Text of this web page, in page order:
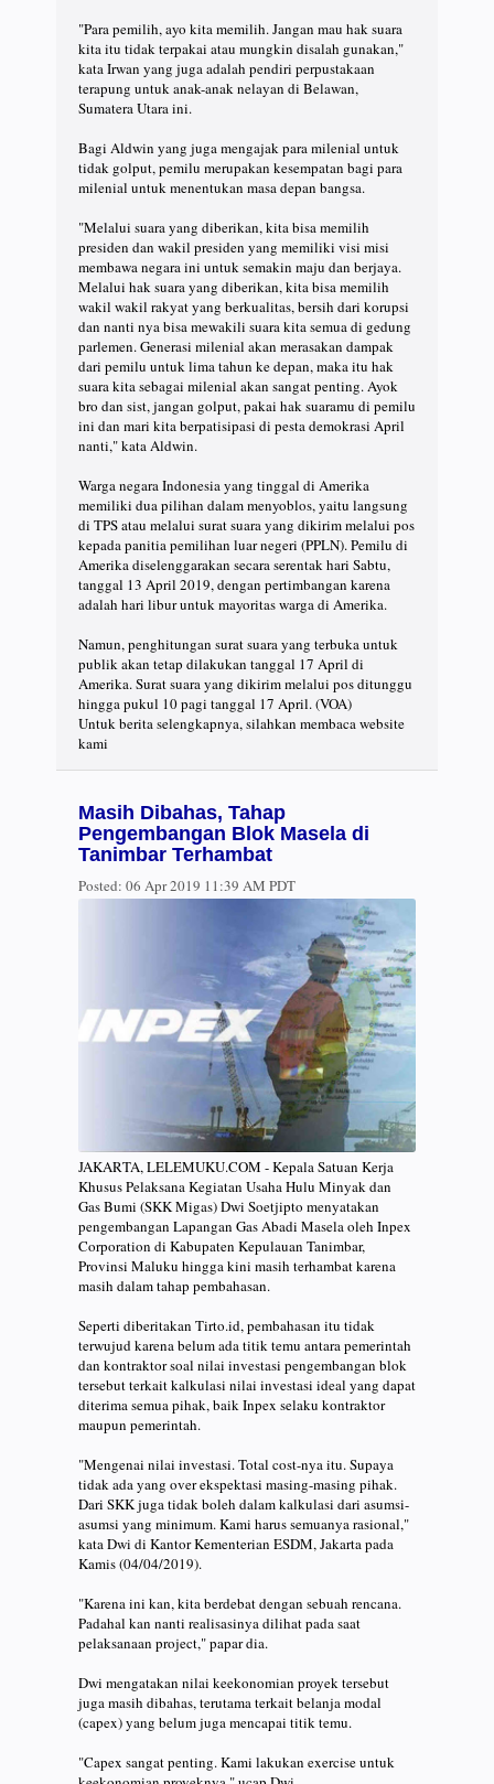
"Para pemilih, ayo kita memilih. Jangan mau hak suara
kita itu tidak terpakai atau mungkin disalah gunakan,"
kata Irwan yang juga adalah pendiri perpustakaan
terapung untuk anak-anak nelayan di Belawan,
Sumatera Utara ini.
Bagi Aldwin yang juga mengajak para milenial untuk
tidak golput, pemilu merupakan kesempatan bagi para
milenial untuk menentukan masa depan bangsa.
"Melalui suara yang diberikan, kita bisa memilih
presiden dan wakil presiden yang memiliki visi misi
membawa negara ini untuk semakin maju dan berjaya.
Melalui hak suara yang diberikan, kita bisa memilih
wakil wakil rakyat yang berkualitas, bersih dari korupsi
dan nanti nya bisa mewakili suara kita semua di gedung
parlemen. Generasi milenial akan merasakan dampak
dari pemilu untuk lima tahun ke depan, maka itu hak
suara kita sebagai milenial akan sangat penting. Ayok
bro dan sist, jangan golput, pakai hak suaramu di pemilu
ini dan mari kita berpatisipasi di pesta demokrasi April
nanti," kata Aldwin.
Warga negara Indonesia yang tinggal di Amerika
memiliki dua pilihan dalam menyoblos, yaitu langsung
di TPS atau melalui surat suara yang dikirim melalui pos
kepada panitia pemilihan luar negeri (PPLN). Pemilu di
Amerika diselenggarakan secara serentak hari Sabtu,
tanggal 13 April 2019, dengan pertimbangan karena
adalah hari libur untuk mayoritas warga di Amerika.
Namun, penghitungan surat suara yang terbuka untuk
publik akan tetap dilakukan tanggal 17 April di
Amerika. Surat suara yang dikirim melalui pos ditunggu
hingga pukul 10 pagi tanggal 17 April. (VOA)
Untuk berita selengkapnya, silahkan membaca website
kami
Masih Dibahas, Tahap
Pengembangan Blok Masela di
Tanimbar Terhambat
Posted: 06 Apr 2019 11:39 AM PDT
JAKARTA, LELEMUKU.COM - Kepala Satuan Kerja
Khusus Pelaksana Kegiatan Usaha Hulu Minyak dan
Gas Bumi (SKK Migas) Dwi Soetjipto menyatakan
pengembangan Lapangan Gas Abadi Masela oleh Inpex
Corporation di Kabupaten Kepulauan Tanimbar,
Provinsi Maluku hingga kini masih terhambat karena
masih dalam tahap pembahasan.
Seperti diberitakan Tirto.id, pembahasan itu tidak
terwujud karena belum ada titik temu antara pemerintah
dan kontraktor soal nilai investasi pengembangan blok
tersebut terkait kalkulasi nilai investasi ideal yang dapat
diterima semua pihak, baik Inpex selaku kontraktor
maupun pemerintah.
"Mengenai nilai investasi. Total cost-nya itu. Supaya
tidak ada yang over ekspektasi masing-masing pihak.
Dari SKK juga tidak boleh dalam kalkulasi dari asumsi-
asumsi yang minimum. Kami harus semuanya rasional,"
kata Dwi di Kantor Kementerian ESDM, Jakarta pada
Kamis (04/04/2019).
"Karena ini kan, kita berdebat dengan sebuah rencana.
Padahal kan nanti realisasinya dilihat pada saat
pelaksanaan project," papar dia.
Dwi mengatakan nilai keekonomian proyek tersebut
juga masih dibahas, terutama terkait belanja modal
(capex) yang belum juga mencapai titik temu.
"Capex sangat penting. Kami lakukan exercise untuk